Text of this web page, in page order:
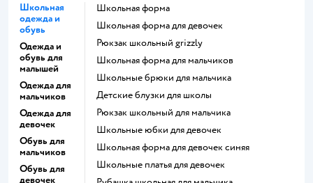
Школьная
одежда и
обувь
Одежда и
обувь для
малышей
Одежда для
мальчиков
Одежда для
девочек
Обувь для
мальчиков
Обувь для
девочек
Школьная форма
Школьная форма для девочек
Рюкзак школьный grizzly
Школьная форма для мальчиков
Школьные брюки для мальчика
Детские блузки для школы
Рюкзак школьный для мальчика
Школьные юбки для девочек
Школьная форма для девочек синяя
Школьные платья для девочек